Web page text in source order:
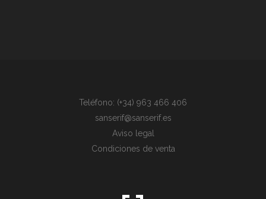
Teléfono: (+34) 963 466 406
sanserif@sanserif.es
Aviso legal
Condiciones de venta